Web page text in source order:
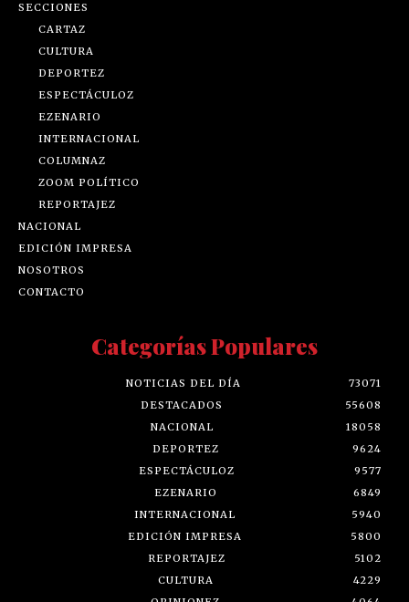
SECCIONES
CARTAZ
CULTURA
DEPORTEZ
ESPECTÁCULOZ
EZENARIO
INTERNACIONAL
COLUMNAZ
ZOOM POLÍTICO
REPORTAJEZ
NACIONAL
EDICIÓN IMPRESA
NOSOTROS
CONTACTO
Categorías Populares
NOTICIAS DEL DÍA
73071
DESTACADOS
55608
NACIONAL
18058
DEPORTEZ
9624
ESPECTÁCULOZ
9577
EZENARIO
6849
INTERNACIONAL
5940
EDICIÓN IMPRESA
5800
REPORTAJEZ
5102
CULTURA
4229